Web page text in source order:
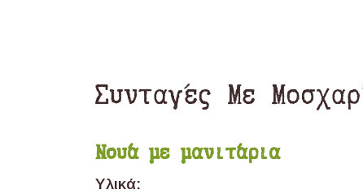
Συνταγές Με
Νουά με μανιτάρια
Υλικά: